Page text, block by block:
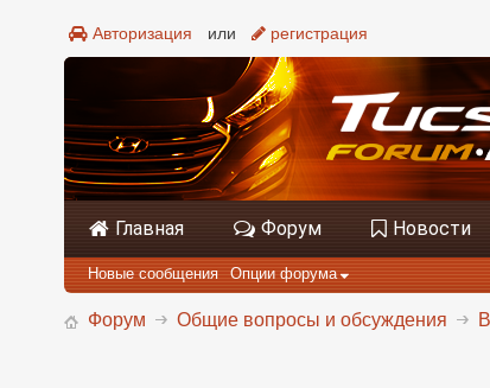
Авторизация или регистрация
Главная Форум Новости
Новые сообщения Опции форума
Форум Общие вопросы и обсуждения